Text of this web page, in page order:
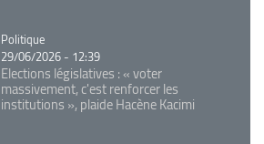
Catégorie
Politique
29/06/2026 - 12:39
Elections législatives : « voter
massivement, c'est renforcer les
institutions », plaide Hacène Kacimi